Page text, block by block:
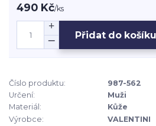
490 Kč/ks
Přidat do košíku
Číslo produktu:
987-562
Určení:
Muži
Materiál:
Kůže
Výrobce:
VALENTINI